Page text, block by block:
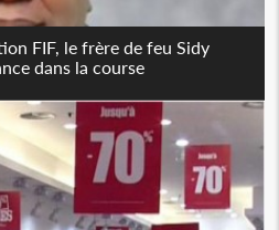
FIF, le frère de feu Sidy
dans la course